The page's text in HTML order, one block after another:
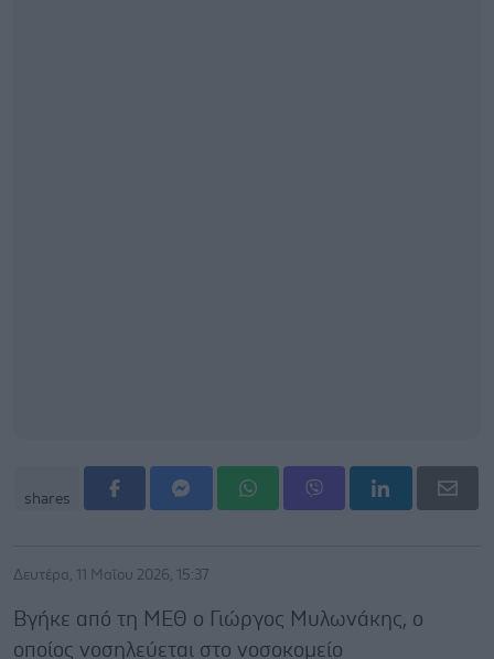
shares
Δευτέρα, 11 Μαΐου 2026, 15:37
Βγήκε από τη ΜΕΘ ο Γιώργος Μυλωνάκης, ο
οποίος νοσηλεύεται στο νοσοκομείο